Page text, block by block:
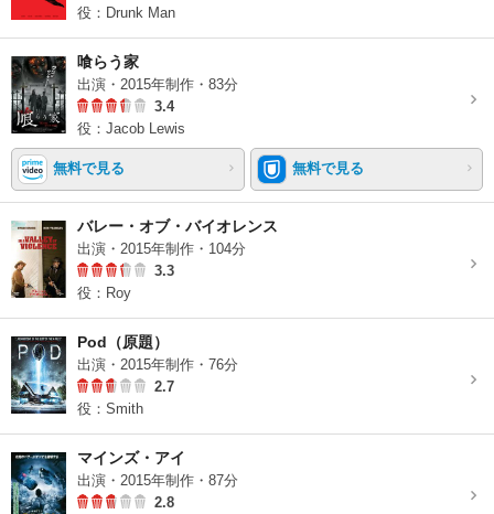
役：Drunk Man
喰らう家
出演・2015年制作・83分
3.4
役：Jacob Lewis
無料で見る 無料で見る
バレー・オブ・バイオレンス
出演・2015年制作・104分
3.3
役：Roy
Pod（原題）
出演・2015年制作・76分
2.7
役：Smith
マインズ・アイ
出演・2015年制作・87分
2.8